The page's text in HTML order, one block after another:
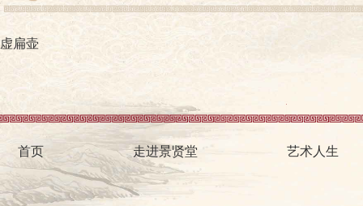
虚扁壶
首页 走进景贤堂 艺术人生